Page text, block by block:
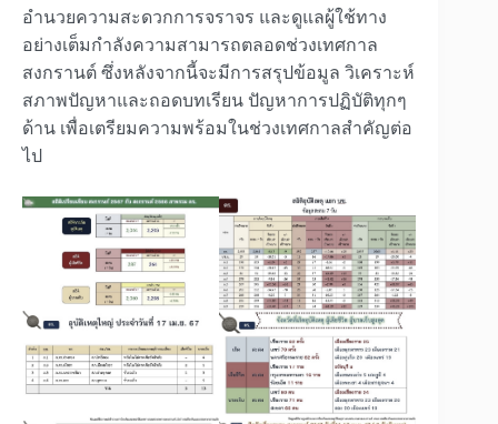
อำนวยความสะดวกการจราจร และดูแลผู้ใช้ทาง
อย่างเต็มกำลังความสามารถตลอดช่วงเทศกาล
สงกรานต์ ซึ่งหลังจากนี้จะมีการสรุปข้อมูล วิเคราะห์
สภาพปัญหาและถอดบทเรียน ปัญหาการปฏิบัติทุกๆ
ด้าน เพื่อเตรียมความพร้อมในช่วงเทศกาลสำคัญต่อ
ไป